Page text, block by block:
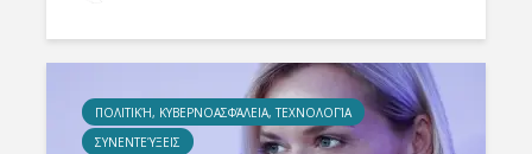
ΠΟΛΙΤΙΚΉ, ΚΥΒΕΡΝΟΑΣΦΆΛΕΙΑ, ΤΕΧΝΟΛΟΓΊΑ
ΣΥΝΕΝΤΕΎΞΕΙΣ